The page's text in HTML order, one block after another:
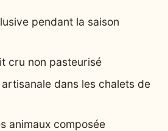
pendant la saison
cru non pasteurisé
dans les chalets de
animaux composée